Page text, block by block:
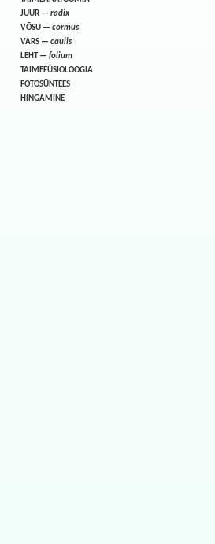
JUUR —radix
VÕSU —cormus
VARS —caulis
LEHT —folium
TAIMEFÜSIOLOOGIA
FOTOSÜNTEES
HINGAMINE